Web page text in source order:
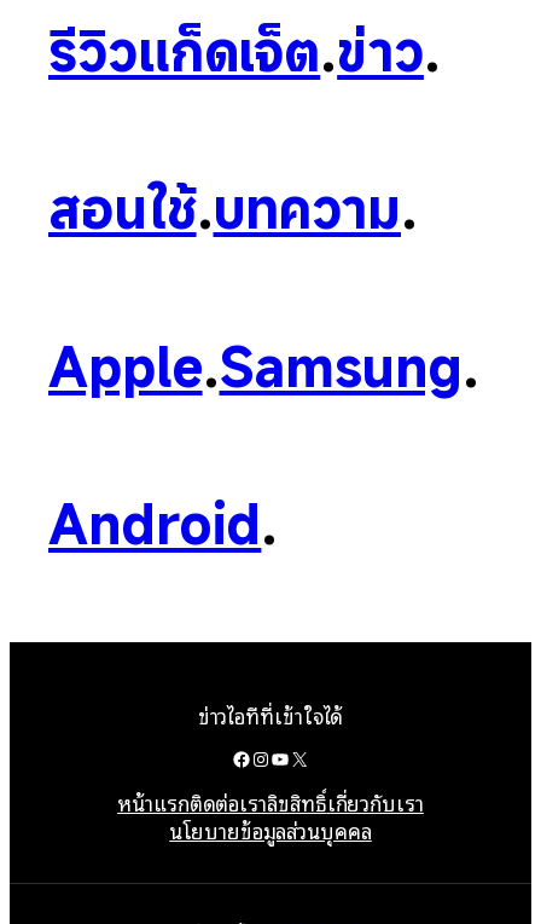
รีวิวแก็ดเจ็ต.ข่าว.
สอนใช้.บทความ.
Apple.Samsung.
Android.
ข่าวไอทีที่เข้าใจได้
Facebook
Instagram
YouTube
X
หน้าแรกติดต่อเราลิขสิทธิ์เกี่ยวกับเรา
นโยบายข้อมูลส่วนบุคคล